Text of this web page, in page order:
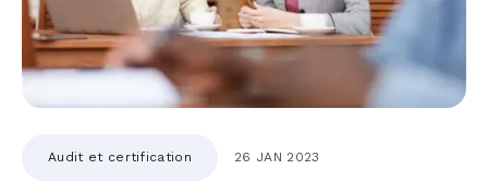
Audit et certification 26 JAN 2023